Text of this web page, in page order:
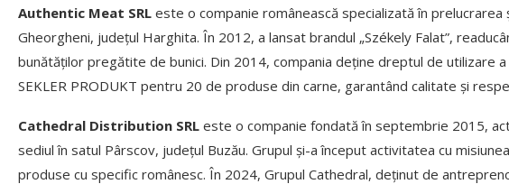
Authentic Meat SRL este o companie românească specializată în
Gheorgheni, județul Harghita. În 2012, a lansat brandul „Székely Falat”,
bunătăților pregătite de bunici. Din 2014, compania deține dreptul de utilizare a
SEKLER PRODUKT pentru 20 de produse din carne, garantând calitate și
Cathedral Distribution SRL este o companie fondată în septembrie 2015,
sediul în satul Pârscov, județul Buzău. Grupul și-a început activitatea cu
produse cu specific românesc. În 2024, Grupul Cathedral, deținut de